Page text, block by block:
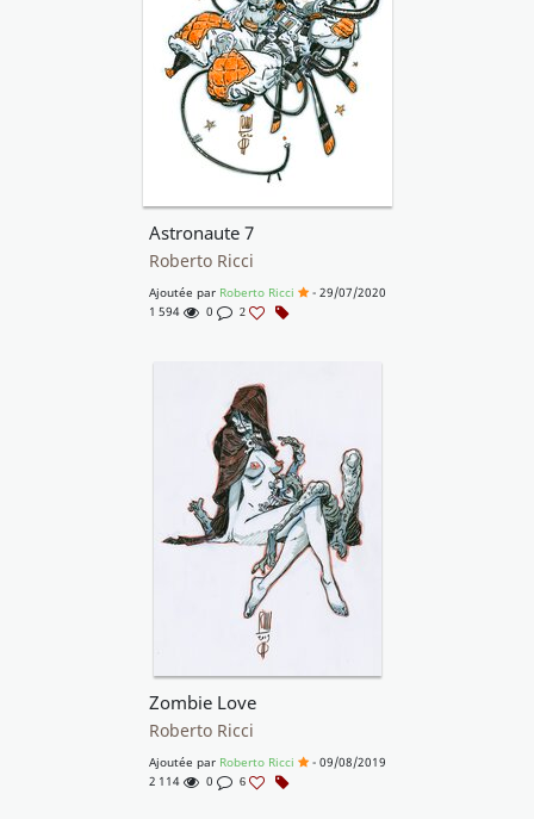
Astronaute 7
Roberto Ricci
Ajoutée par Roberto Ricci
- 29/07/2020
1 594
0 2
Zombie Love
Roberto Ricci
Ajoutée par Roberto Ricci
- 09/08/2019
2 114
0 6